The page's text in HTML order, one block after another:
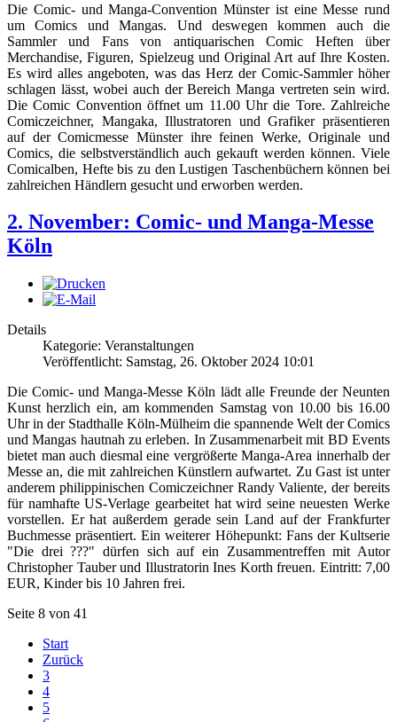
Die Comic- und Manga-Convention Münster ist eine Messe rund
um Comics und Mangas. Und deswegen kommen auch die
Sammler und Fans von antiquarischen Comic Heften über
Merchandise, Figuren, Spielzeug und Original Art auf Ihre Kosten.
Es wird alles angeboten, was das Herz der Comic-Sammler höher
schlagen lässt, wobei auch der Bereich Manga vertreten sein wird.
Die Comic Convention öffnet um 11.00 Uhr die Tore. Zahlreiche
Comiczeichner, Mangaka, Illustratoren und Grafiker präsentieren
auf der Comicmesse Münster ihre feinen Werke, Originale und
Comics, die selbstverständlich auch gekauft werden können. Viele
Comicalben, Hefte bis zu den Lustigen Taschenbüchern können bei
zahlreichen Händlern gesucht und erworben werden.
2. November: Comic- und Manga-Messe
Köln
Details
Kategorie: Veranstaltungen
Veröffentlicht: Samstag, 26. Oktober 2024 10:01
Die Comic- und Manga-Messe Köln lädt alle Freunde der Neunten
Kunst herzlich ein, am kommenden Samstag von 10.00 bis 16.00
Uhr in der Stadthalle Köln-Mülheim die spannende Welt der Comics
und Mangas hautnah zu erleben. In Zusammenarbeit mit BD Events
bietet man auch diesmal eine vergrößerte Manga-Area innerhalb der
Messe an, die mit zahlreichen Künstlern aufwartet. Zu Gast ist unter
anderem philippinischen Comiczeichner Randy Valiente, der bereits
für namhafte US-Verlage gearbeitet hat wird seine neuesten Werke
vorstellen. Er hat außerdem gerade sein Land auf der Frankfurter
Buchmesse präsentiert. Ein weiterer Höhepunkt: Fans der Kultserie
"Die drei ???" dürfen sich auf ein Zusammentreffen mit Autor
Christopher Tauber und Illustratorin Ines Korth freuen. Eintritt: 7,00
EUR, Kinder bis 10 Jahren frei.
Seite 8 von 41
Start
Zurück
3
4
5